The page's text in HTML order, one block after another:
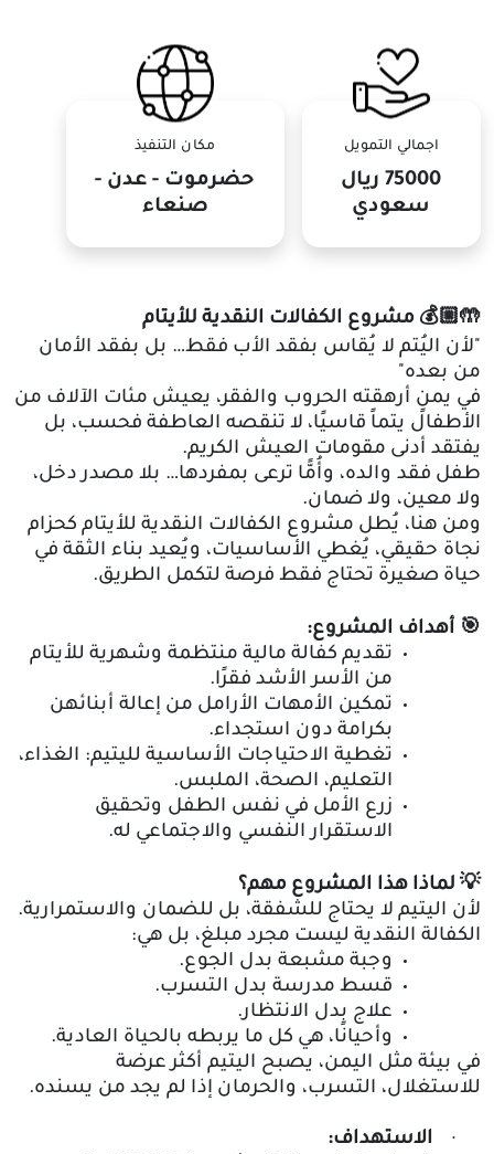
اجمالي التمويل
75000 ريال
سعودي
مكان التنفيذ
حضرموت - عدن -
صنعاء
🤲
🏼💰 مشروع الكفالات النقدية للأيتام
"لأن اليُتم لا يُقاس بفقد الأب فقط… بل بفقد الأمان
من بعده"
في يمنٍ أرهقته الحروب والفقر، يعيش مئات الآلاف من
الأطفال يتماً قاسيًا، لا تنقصه العاطفة فحسب، بل
يفتقد أدنى مقومات العيش الكريم.
طفل فقد والده، وأُمًّا ترعى بمفردها… بلا مصدر دخل،
ولا معين، ولا ضمان.
ومن هنا، يُطل مشروع الكفالات النقدية للأيتام كحزام
نجاة حقيقي، يُغطي الأساسيات، ويُعيد بناء الثقة في
حياة صغيرة تحتاج فقط فرصة لتكمل الطريق.
🎯 أهداف المشروع:
تقديم كفالة مالية منتظمة وشهرية للأيتام
من الأسر الأشد فقرًا.
تمكين الأمهات الأرامل من إعالة أبنائهن
بكرامة دون استجداء.
تغطية الاحتياجات الأساسية لليتيم: الغذاء،
التعليم، الصحة، الملبس.
زرع الأمل في نفس الطفل وتحقيق
الاستقرار النفسي والاجتماعي له.
💡 لماذا هذا المشروع مهم؟
لأن اليتيم لا يحتاج للشفقة، بل للضمان والاستمرارية.
الكفالة النقدية ليست مجرد مبلغ، بل هي:
وجبة مشبعة بدل الجوع.
قسط مدرسة بدل التسرب.
علاج بدل الانتظار.
وأحيانًا، هي كل ما يربطه بالحياة العادية.
في بيئة مثل اليمن، يصبح اليتيم أكثر عرضة
للاستغلال، التسرب، والحرمان إذا لم يجد من يسنده.
·
الاستهداف: